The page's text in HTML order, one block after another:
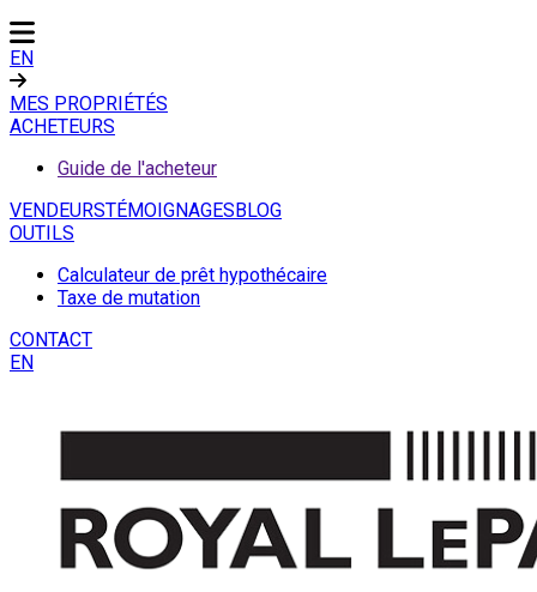
EN
MES PROPRIÉTÉS
ACHETEURS
Guide de l'acheteur
VENDEURSTÉMOIGNAGESBLOG
OUTILS
Calculateur de prêt hypothécaire
Taxe de mutation
CONTACT
EN